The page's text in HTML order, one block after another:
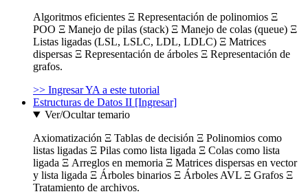
Algoritmos eficientes Ξ Representación de polinomios Ξ
POO Ξ Manejo de pilas (stack) Ξ Manejo de colas (queue) Ξ
Listas ligadas (LSL, LSLC, LDL, LDLC) Ξ Matrices
dispersas Ξ Representación de árboles Ξ Representación de
grafos.
>> Ingresar YA a este tutorial
Estructuras de Datos II [Ingresar]
Ver/Ocultar temario
Axiomatización Ξ Tablas de decisión Ξ Polinomios como
listas ligadas Ξ Pilas como lista ligada Ξ Colas como lista
ligada Ξ Arreglos en memoria Ξ Matrices dispersas en vector
y lista ligada Ξ Árboles binarios Ξ Árboles AVL Ξ Grafos Ξ
Tratamiento de archivos.